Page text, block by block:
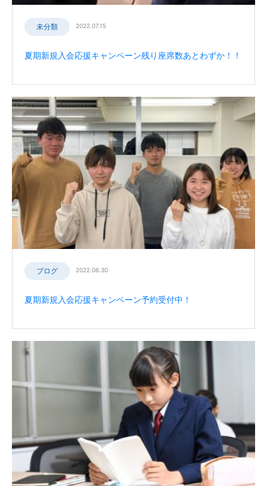
未分類 2022.07.15
夏期新規入会応援キャンペーン残り座席数あとわずか！！
ブログ 2022.06.30
夏期新規入会応援キャンペーン予約受付中！